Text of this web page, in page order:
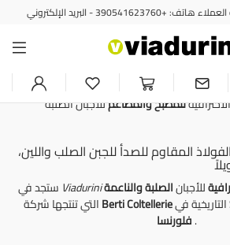
الإيطالية الاحترافية،
الصلبة والطرية
للمطبخوالمطاعمللأجبان الصلبة
المقاوم للصدأ للجبن الصلب واللين،
Viadurini للأجبانالصلبةوالناعمة
Berti Coltellerie
فلورنسا.